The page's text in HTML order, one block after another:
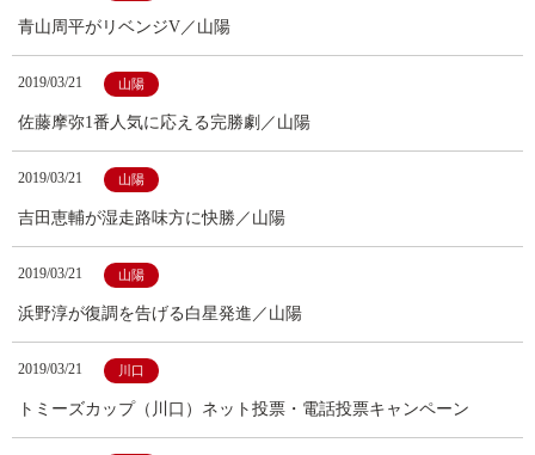
青山周平がリベンジV／山陽
2019/03/21 山陽
佐藤摩弥1番人気に応える完勝劇／山陽
2019/03/21 山陽
吉田恵輔が湿走路味方に快勝／山陽
2019/03/21 山陽
浜野淳が復調を告げる白星発進／山陽
2019/03/21 川口
トミーズカップ（川口）ネット投票・電話投票キャンペーン